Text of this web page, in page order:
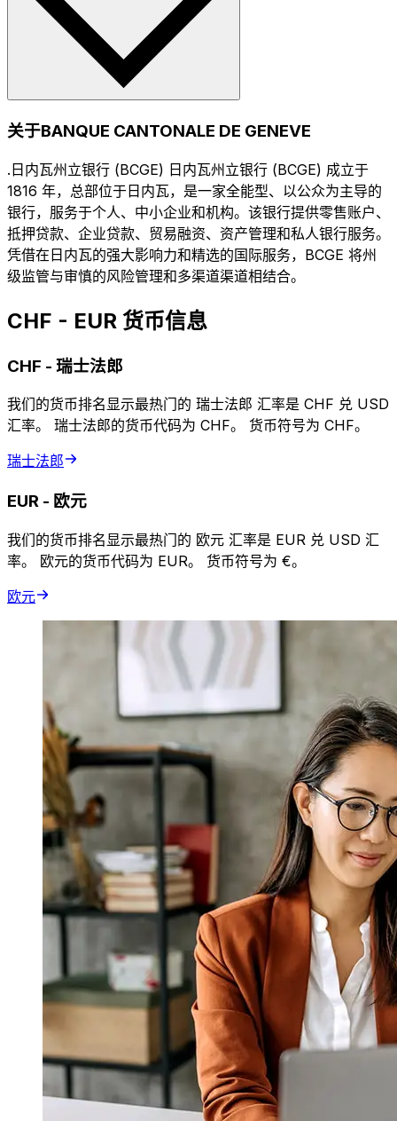
关于BANQUE CANTONALE DE GENEVE
.日内瓦州立银行 (BCGE) 日内瓦州立银行 (BCGE) 成立于
1816 年，总部位于日内瓦，是一家全能型、以公众为主导的
银行，服务于个人、中小企业和机构。该银行提供零售账户、
抵押贷款、企业贷款、贸易融资、资产管理和私人银行服务。
凭借在日内瓦的强大影响力和精选的国际服务，BCGE 将州
级监管与审慎的风险管理和多渠道渠道相结合。
CHF - EUR 货币信息
CHF - 瑞士法郎
我们的货币排名显示最热门的 瑞士法郎 汇率是 CHF 兑 USD
汇率。 瑞士法郎的货币代码为 CHF。 货币符号为 CHF。
瑞士法郎
EUR - 欧元
我们的货币排名显示最热门的 欧元 汇率是 EUR 兑 USD 汇
率。 欧元的货币代码为 EUR。 货币符号为 €。
欧元